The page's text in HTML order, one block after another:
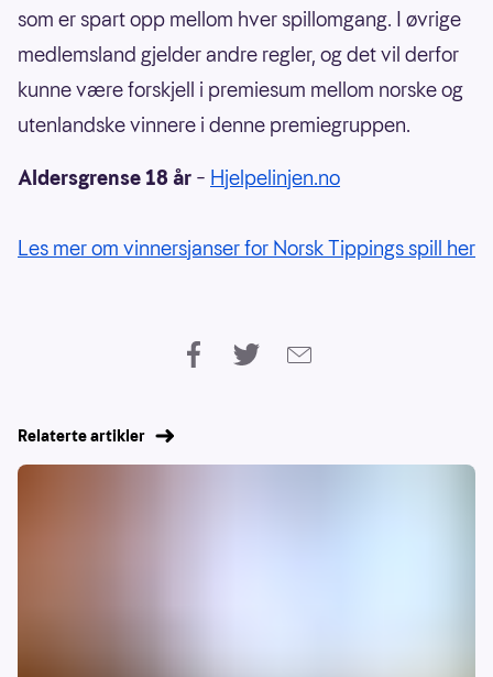
som er spart opp mellom hver spillomgang. I øvrige
medlemsland gjelder andre regler, og det vil derfor
kunne være forskjell i premiesum mellom norske og
utenlandske vinnere i denne premiegruppen.
Aldersgrense 18 år – Hjelpelinjen.no
Les mer om vinnersjanser for Norsk Tippings spill her
Relaterte artikler